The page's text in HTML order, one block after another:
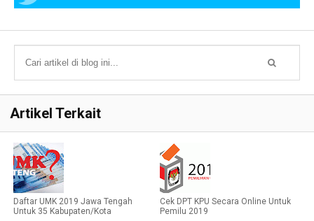
Artikel Terkait
Daftar UMK 2019 Jawa Tengah
Untuk 35 Kabupaten/Kota
Cek DPT KPU Secara Online Untuk
Pemilu 2019